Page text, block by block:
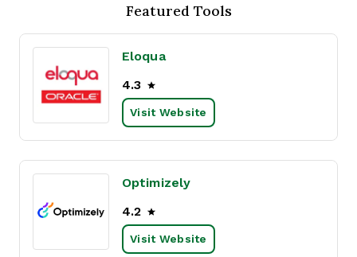
Featured Tools
Eloqua
4.3
Visit Website
Optimizely
4.2
Visit Website